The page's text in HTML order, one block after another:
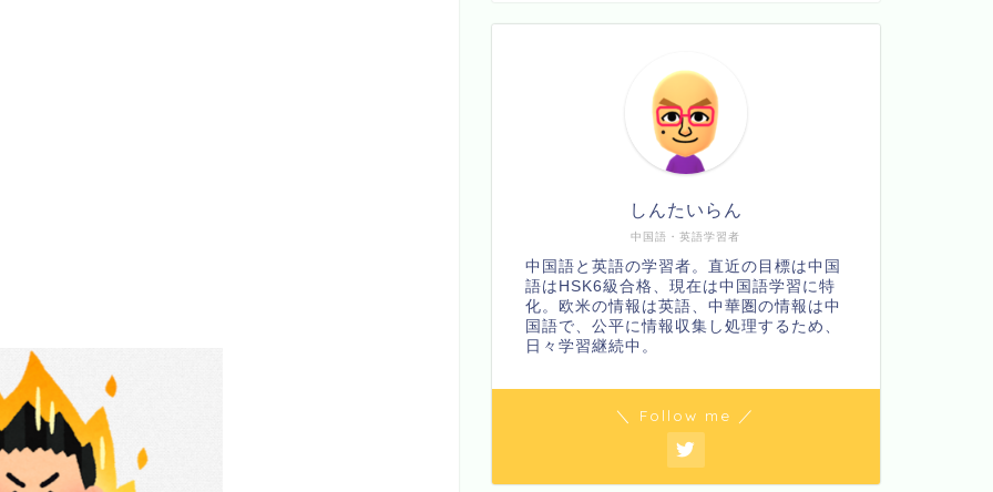
中国語・英語学習者
しんたいらん
中国語と英語の学習者。直近の目標は中国
語はHSK6級合格、現在は中国語学習に特
化。欧米の情報は英語、中華圏の情報は中
国語で、公平に情報収集し処理するため、
日々学習継続中。
＼ Follow me ／